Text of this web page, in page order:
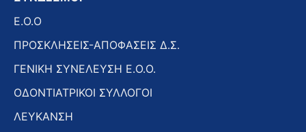
E.O.O
ΠΡΟΣΚΛΗΣΕΙΣ-ΑΠΟΦΑΣΕΙΣ Δ.Σ.
ΓΕΝΙΚΗ ΣΥΝΕΛΕΥΣΗ Ε.Ο.Ο.
ΟΔΟΝΤΙΑΤΡΙΚΟΙ ΣΥΛΛΟΓΟΙ
ΛΕΥΚΑΝΣΗ